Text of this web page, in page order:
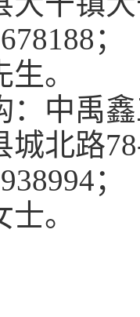
；
。
中禹
城北路
；
士。